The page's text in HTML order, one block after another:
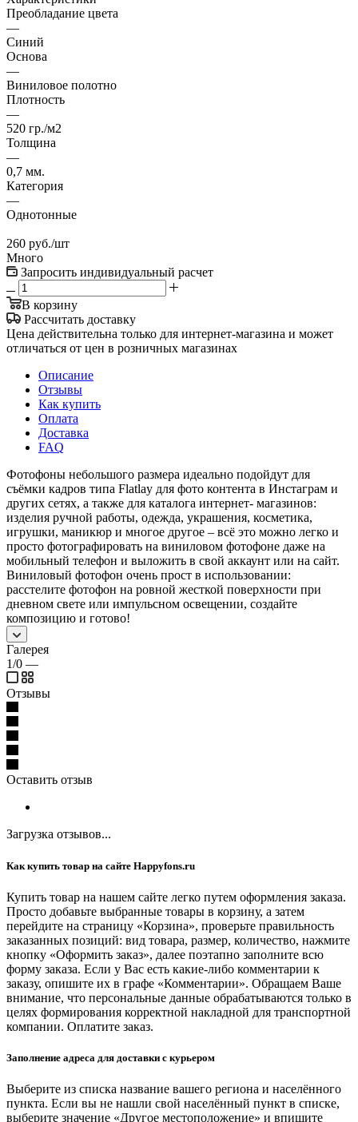
Преобладание цвета
—
Синий
Основа
—
Виниловое полотно
Плотность
—
520 гр./м2
Толщина
—
0,7 мм.
Категория
—
Однотонные
260 руб./шт
Много
Запросить индивидуальный расчет
В корзину
Рассчитать доставку
Цена действительна только для интернет-магазина и может
отличаться от цен в розничных магазинах
Описание
Отзывы
Как купить
Оплата
Доставка
FAQ
Фотофоны небольшого размера идеально подойдут для
съёмки кадров типа Flatlay для фото контента в Инстаграм и
других сетях, а также для каталога интернет- магазинов:
изделия ручной работы, одежда, украшения, косметика,
игрушки, маникюр и многое другое – всё это можно легко и
просто фотографировать на виниловом фотофоне даже на
мобильный телефон и выложить в свой аккаунт или на сайт.
Виниловый фотофон очень прост в использовании:
расстелите фотофон на ровной жесткой поверхности при
дневном свете или импульсном освещении, создайте
композицию и готово!
Галерея
1/0 —
Отзывы
Оставить отзыв
Загрузка отзывов...
Как купить товар на сайте Happyfons.ru
Купить товар на нашем сайте легко путем оформления заказа.
Просто добавьте выбранные товары в корзину, а затем
перейдите на страницу «Корзина», проверьте правильность
заказанных позиций: вид товара, размер, количество, нажмите
кнопку «Оформить заказ», далее поэтапно заполните всю
форму заказа. Если у Вас есть какие-либо комментарии к
заказу, опишите их в графе «Комментарии». Обращаем Ваше
внимание, что персональные данные обрабатываются только в
целях формирования корректной накладной для транспортной
компании. Оплатите заказ.
Заполнение адреса для доставки с курьером
Выберите из списка название вашего региона и населённого
пункта. Если вы не нашли свой населённый пункт в списке,
выберите значение «Другое местоположение» и впишите